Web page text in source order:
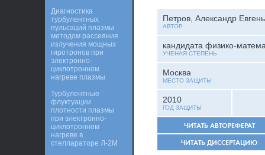
Петров, Александр
АВТОР
кандидата физико-
УЧЕНАЯ СТЕПЕНЬ
Москва
МЕСТО ЗАЩИТЫ
2010
ГОД ЗАЩИТЫ
ЧИТАТЬ АВТОРЕФЕРАТ
ЧИТАТЬ ДИССЕРТАЦИЮ
Диагностика
турбулентных
пульсаций плазмы
методом рассеяния
излучения мощных
гиротронов при
электронно-
циклотронном
нагреве плазмы
Турбулентные
флуктуации
плотности плазмы
при электронно-
циклотронном
нагреве в
стеллараторе Л-2М